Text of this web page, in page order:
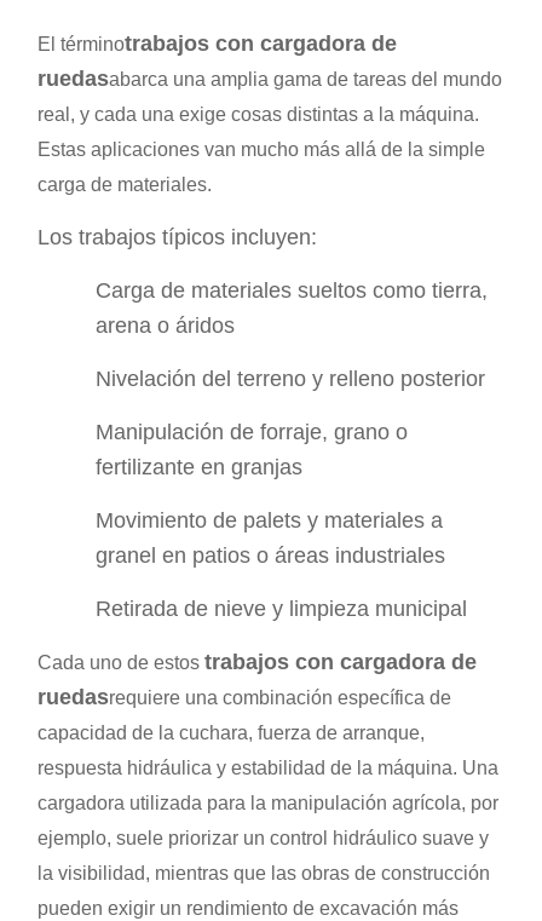
El términotrabajos con cargadora de
ruedasabarca una amplia gama de tareas del mundo
real, y cada una exige cosas distintas a la máquina.
Estas aplicaciones van mucho más allá de la simple
carga de materiales.
Los trabajos típicos incluyen:
Carga de materiales sueltos como tierra,
arena o áridos
Nivelación del terreno y relleno posterior
Manipulación de forraje, grano o
fertilizante en granjas
Movimiento de palets y materiales a
granel en patios o áreas industriales
Retirada de nieve y limpieza municipal
Cada uno de estostrabajos con cargadora de
ruedasrequiere una combinación específica de
capacidad de la cuchara, fuerza de arranque,
respuesta hidráulica y estabilidad de la máquina. Una
cargadora utilizada para la manipulación agrícola, por
ejemplo, suele priorizar un control hidráulico suave y
la visibilidad, mientras que las obras de construcción
pueden exigir un rendimiento de excavación más